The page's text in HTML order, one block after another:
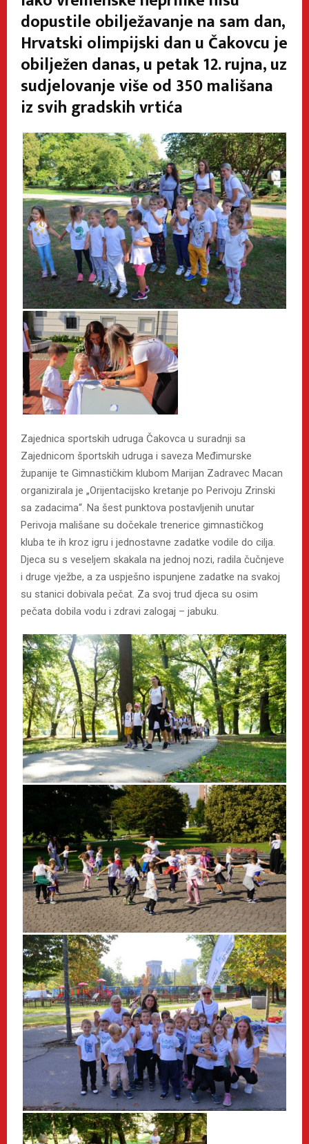
dopustile obilježavanje na sam dan,
Hrvatski olimpijski dan u Čakovcu je
obilježen danas, u petak 12. rujna, uz
sudjelovanje više od 350 mališana
iz svih gradskih vrtića
Zajednica sportskih udruga Čakovca u suradnji sa
Zajednicom športskih udruga i saveza Međimurske
županije te Gimnastičkim klubom Marijan Zadravec Macan
organizirala je „Orijentacijsko kretanje po Perivoju Zrinski
sa zadacima“. Na šest punktova postavljenih unutar
Perivoja mališane su dočekale trenerice gimnastičkog
kluba te ih kroz igru i jednostavne zadatke vodile do cilja.
Djeca su s veseljem skakala na jednoj nozi, radila čučnjeve
i druge vježbe, a za uspješno ispunjene zadatke na svakoj
su stanici dobivala pečat. Za svoj trud djeca su osim
pečata dobila vodu i zdravi zalogaj – jabuku.